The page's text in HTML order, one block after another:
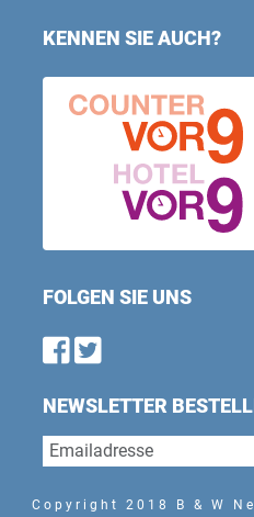
KENNEN SIE AUCH?
FOLGEN SIE UNS
Find us on
Follow us
NEWSLETTER
Copyright 2018 B & W